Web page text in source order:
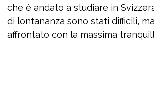
che è andato a studiare in
di lontananza sono stati difficili,
affrontato con la massima